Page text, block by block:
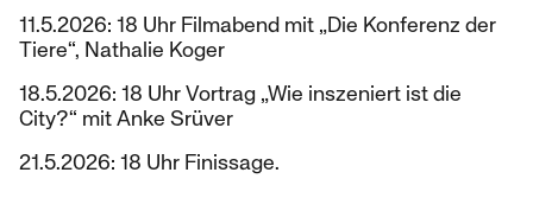
11.5.2026: 18 Uhr Filmabend mit „Die Konferenz der
Tiere“, Nathalie Koger
18.5.2026: 18 Uhr Vortrag „Wie inszeniert ist die
City?“ mit Anke Srüver
21.5.2026: 18 Uhr Finissage.